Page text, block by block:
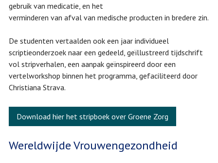
gebruik van medicatie, en het
verminderen van afval van medische producten in bredere zin.
De studenten vertaalden ook een jaar individueel
scriptieonderzoek naar een gedeeld, geïllustreerd tijdschrift
vol stripverhalen, een aanpak geïnspireerd door een
vertelworkshop binnen het programma, gefaciliteerd door
Christiana Strava.
Download hier het stripboek over Groene Zorg
Wereldwijde Vrouwengezondheid